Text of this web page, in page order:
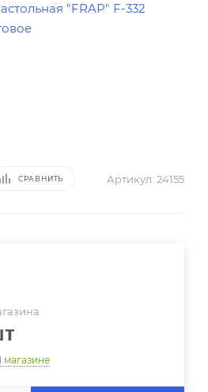
СРАВНИТЬ Артикул: 24155
магазине